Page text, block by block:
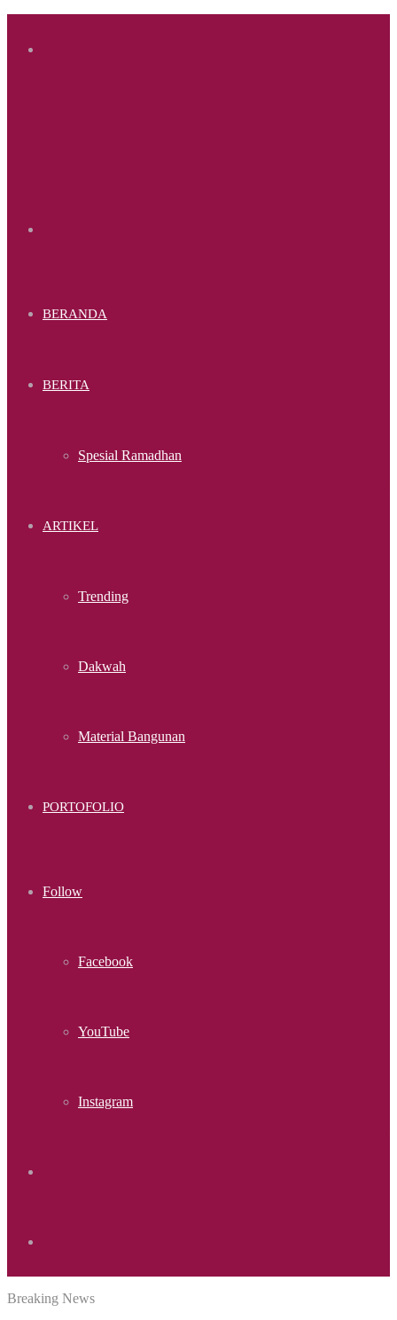
BERANDA
BERITA
Spesial Ramadhan
ARTIKEL
Trending
Dakwah
Material Bangunan
PORTOFOLIO
Follow
Facebook
YouTube
Instagram
for
Breaking News